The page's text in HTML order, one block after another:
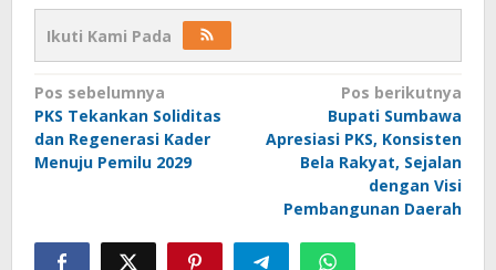
Ikuti Kami Pada
Navigasi
pos
Pos sebelumnya
PKS Tekankan Soliditas
dan Regenerasi Kader
Menuju Pemilu 2029
Pos berikutnya
Bupati Sumbawa
Apresiasi PKS, Konsisten
Bela Rakyat, Sejalan
dengan Visi
Pembangunan Daerah